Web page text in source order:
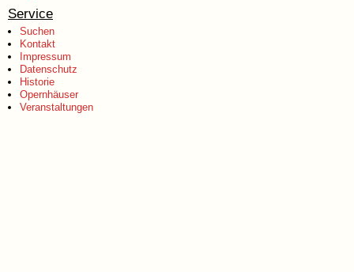
Service
Suchen
Kontakt
Impressum
Datenschutz
Historie
Opernhäuser
Veranstaltungen